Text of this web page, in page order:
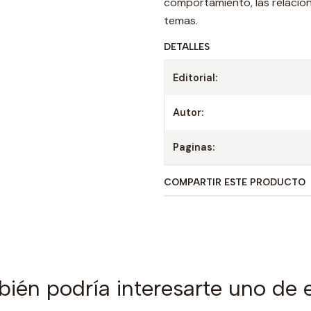
temas.
DETALLES
Editorial:
Autor:
Paginas:
COMPARTIR ESTE PRODUCTO
podría interesarte uno de